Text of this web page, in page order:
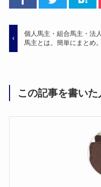
個人馬主・組合馬主・法人
馬主とは。簡単にまとめ。
この記事を書いた